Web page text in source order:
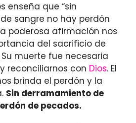
enseña que “sin
sangre no hay perdón
poderosa afirmación nos
del sacrificio de
Su muerte fue necesaria
reconciliarnos con Dios. El
brinda el perdón y la
Sin derramamiento de
de pecados.